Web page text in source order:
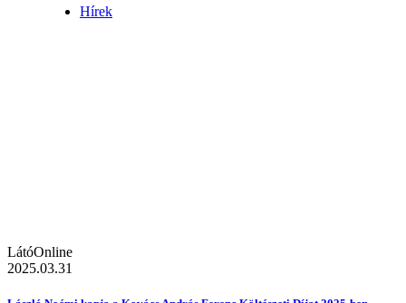
Hírek
LátóOnline
2025.03.31